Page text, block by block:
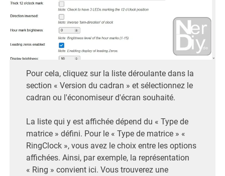
Pour cela, cliquez sur la liste déroulante dans la
section « Version du cadran » et sélectionnez le
cadran ou l'économiseur d'écran souhaité.
La liste qui y est affichée dépend du « Type de
matrice » défini. Pour le « Type de matrice » «
RingClock », vous avez le choix entre les options
affichées. Ainsi, par exemple, la représentation
« Ring » convient ici. Vous trouverez une